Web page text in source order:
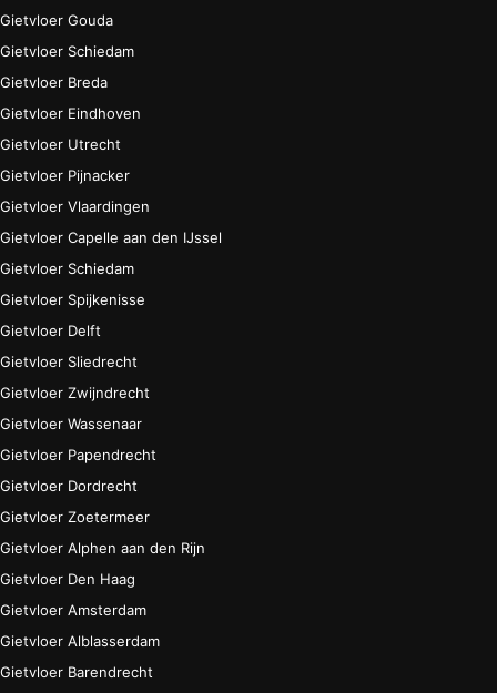
Gietvloer Gouda
Gietvloer Schiedam
Gietvloer Breda
Gietvloer Eindhoven
Gietvloer Utrecht
Gietvloer Pijnacker
Gietvloer Vlaardingen
Gietvloer Capelle aan den IJssel
Gietvloer Schiedam
Gietvloer Spijkenisse
Gietvloer Delft
Gietvloer Sliedrecht
Gietvloer Zwijndrecht
Gietvloer Wassenaar
Gietvloer Papendrecht
Gietvloer Dordrecht
Gietvloer Zoetermeer
Gietvloer Alphen aan den Rijn
Gietvloer Den Haag
Gietvloer Amsterdam
Gietvloer Alblasserdam
Gietvloer Barendrecht